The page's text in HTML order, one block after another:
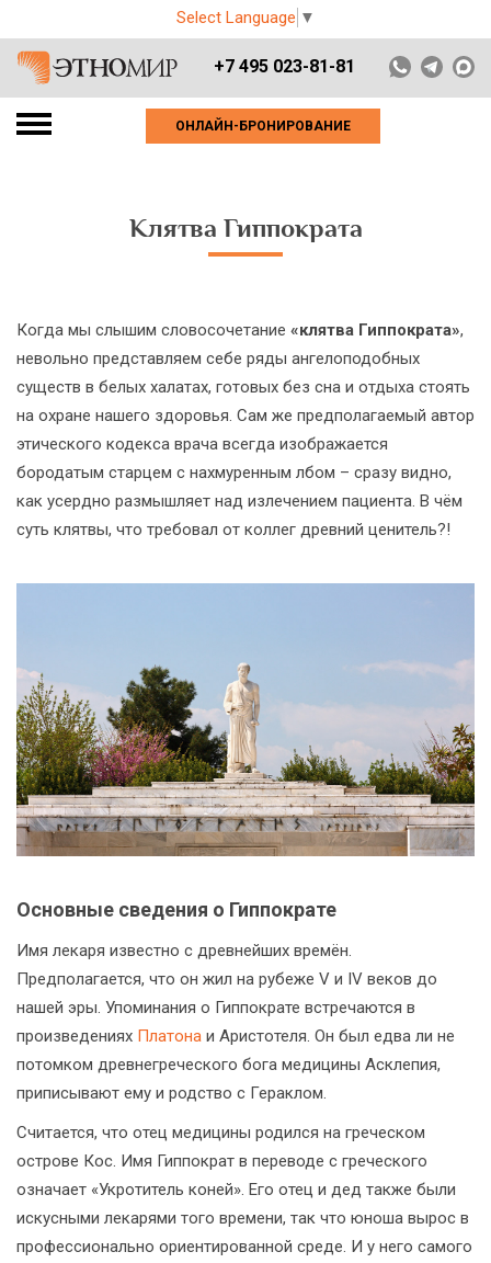
Select Language ▼
+7 495 023-81-81
ОНЛАЙН-БРОНИРОВАНИЕ
Клятва Гиппократа
Когда мы слышим словосочетание «клятва Гиппократа»,
невольно представляем себе ряды ангелоподобных
существ в белых халатах, готовых без сна и отдыха стоять
на охране нашего здоровья. Сам же предполагаемый автор
этического кодекса врача всегда изображается
бородатым старцем с нахмуренным лбом – сразу видно,
как усердно размышляет над излечением пациента. В чём
суть клятвы, что требовал от коллег древний ценитель?!
Основные сведения о Гиппократе
Имя лекаря известно с древнейших времён.
Предполагается, что он жил на рубеже V и IV веков до
нашей эры. Упоминания о Гиппократе встречаются в
произведениях Платона и Аристотеля. Он был едва ли не
потомком древнегреческого бога медицины Асклепия,
приписывают ему и родство с Гераклом.
Считается, что отец медицины родился на греческом
острове Кос. Имя Гиппократ в переводе с греческого
означает «Укротитель коней». Его отец и дед также были
искусными лекарями того времени, так что юноша вырос в
профессионально ориентированной среде. И у него самого